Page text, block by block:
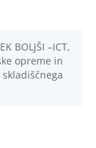
BOLJŠI –ICT,
opreme in